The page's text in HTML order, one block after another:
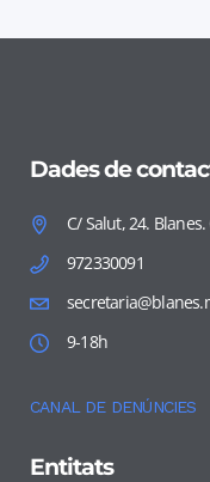
Dades de
C/ Salut, 24.
972330091
9-18h
CANAL DE DENÚNCIES
Entitats